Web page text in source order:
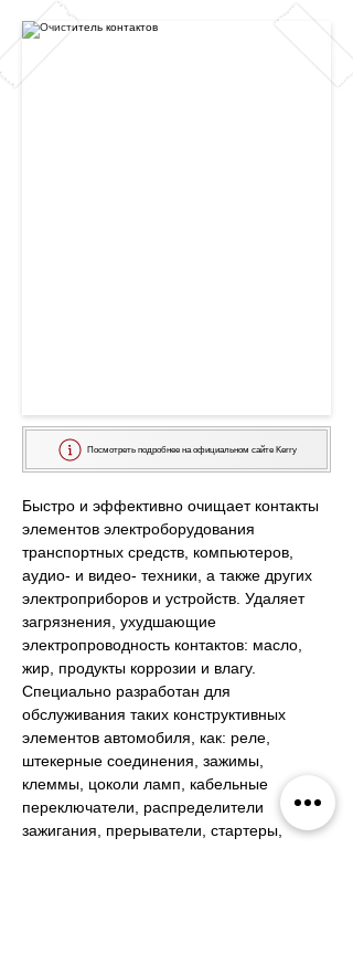
Посмотреть подробнее на официальном сайте Kerry
Быстро и эффективно очищает контакты
элементов электроборудования
транспортных средств, компьютеров,
аудио- и видео- техники, а также других
электроприборов и устройств. Удаляет
загрязнения, ухудшающие
электропроводность контактов: масло,
жир, продукты коррозии и влагу.
Специально разработан для
обслуживания таких конструктивных
элементов автомобиля, как: реле,
штекерные соединения, зажимы,
клеммы, цоколи ламп, кабельные
переключатели, распределители
зажигания, прерыватели, стартеры,